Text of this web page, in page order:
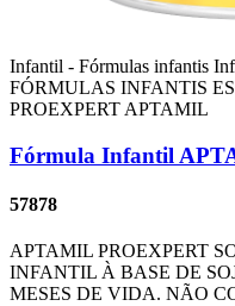
Infantil - Fórmulas infantis
FÓRMULAS INFANTIS
PROEXPERT APTAMIL
Fórmula Infantil
57878
APTAMIL PROEXPERT
INFANTIL À BASE DE
MESES DE VIDA. NÃO